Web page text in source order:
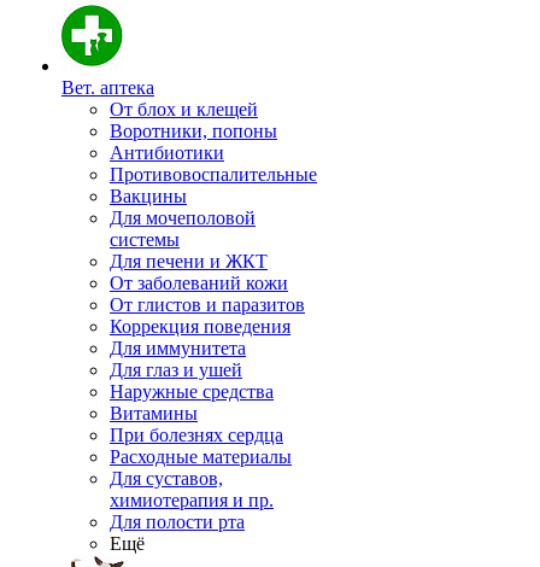
Вет. аптека
От блох и клещей
Воротники, попоны
Антибиотики
Противовоспалительные
Вакцины
Для мочеполовой
системы
Для печени и ЖКТ
От заболеваний кожи
От глистов и паразитов
Коррекция поведения
Для иммунитета
Для глаз и ушей
Наружные средства
Витамины
При болезнях сердца
Расходные материалы
Для суставов,
химиотерапия и пр.
Для полости рта
Ещё